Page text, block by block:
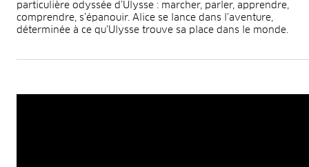
particulière odyssée d’Ulysse : marcher, parler, apprendre,
comprendre, s’épanouir. Alice se lance dans l’aventure,
déterminée à ce qu’Ulysse trouve sa place dans le monde.